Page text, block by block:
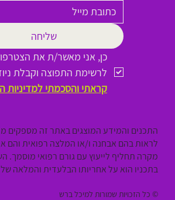
שליחה
לרשימת התפוצה וקבלת
קראתי והסכמתי למדיניות
התכנים והמידע המוצגים באתר זה מספקים
לראות בהם אבחנה ו/או המלצה רפואית והם
מקרה תחליף לייעוץ עם גורם רפואי מוסמך.
בתכניו הוא על אחריותו הבלעדית והמלאה
© כל הזכויות שמורות למיכל ברש